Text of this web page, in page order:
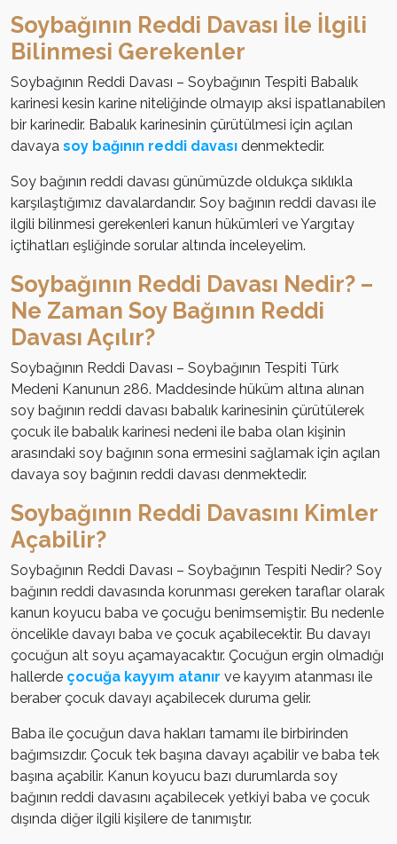
Soybağının Reddi Davası İle İlgili
Bilinmesi Gerekenler
Soybağının Reddi Davası – Soybağının Tespiti Babalık
karinesi kesin karine niteliğinde olmayıp aksi ispatlanabilen
bir karinedir. Babalık karinesinin çürütülmesi için açılan
davaya soy bağının reddi davası denmektedir.
Soy bağının reddi davası günümüzde oldukça sıklıkla
karşılaştığımız davalardandır. Soy bağının reddi davası ile
ilgili bilinmesi gerekenleri kanun hükümleri ve Yargıtay
içtihatları eşliğinde sorular altında inceleyelim.
Soybağının Reddi Davası Nedir? –
Ne Zaman Soy Bağının Reddi
Davası Açılır?
Soybağının Reddi Davası – Soybağının Tespiti Türk
Medeni Kanunun 286. Maddesinde hüküm altına alınan
soy bağının reddi davası babalık karinesinin çürütülerek
çocuk ile babalık karinesi nedeni ile baba olan kişinin
arasındaki soy bağının sona ermesini sağlamak için açılan
davaya soy bağının reddi davası denmektedir.
Soybağının Reddi Davasını Kimler
Açabilir?
Soybağının Reddi Davası – Soybağının Tespiti Nedir? Soy
bağının reddi davasında korunması gereken taraflar olarak
kanun koyucu baba ve çocuğu benimsemiştir. Bu nedenle
öncelikle davayı baba ve çocuk açabilecektir. Bu davayı
çocuğun alt soyu açamayacaktır. Çocuğun ergin olmadığı
hallerde çocuğa kayyım atanır ve kayyım atanması ile
beraber çocuk davayı açabilecek duruma gelir.
Baba ile çocuğun dava hakları tamamı ile birbirinden
bağımsızdır. Çocuk tek başına davayı açabilir ve baba tek
başına açabilir. Kanun koyucu bazı durumlarda soy
bağının reddi davasını açabilecek yetkiyi baba ve çocuk
dışında diğer ilgili kişilere de tanımıştır.